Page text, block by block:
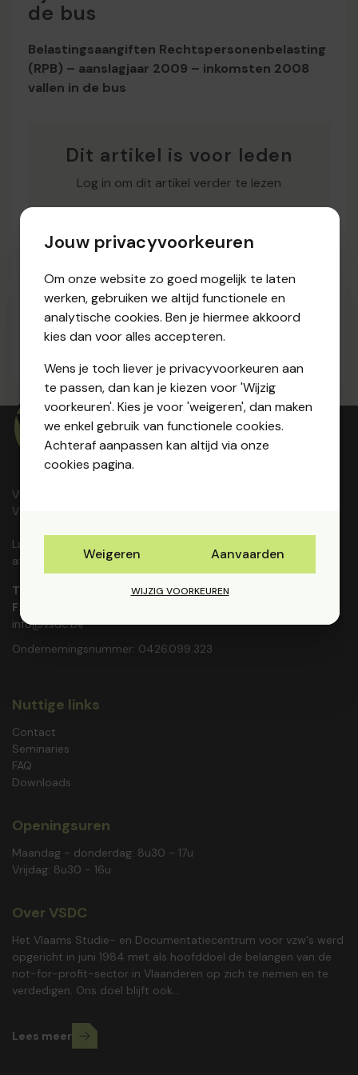
de bus
Belastingsaangiften Rechtspersonenbelasting
(RPB) – aanslagjaar 2009 – inkomsten 2008
vallen in de bus
Dit artikel is voor leden
Log in om dit artikel verder te lezen
Aanmelden
Bron:Review 137 - september 2009
Pagina:8
Vlaams Studie- en Documentatiecentrum voor
VZW's vzw
Lauwestraat 166, 8560 Wevelgem (RPR Gent,
afdeling Kortrijk)
T:
F:
info@vsdc.be
Ondernemingsnummer: 0426.099.323
Nuttige links
Contact
Seminaries
FAQ
Downloads
Openingsuren
Maandag - donderdag: 8u30 - 17u
Vrijdag: 8u30 - 16u
Over VSDC
Het Vlaams Studie- en Documentatiecentrum voor vzw's werd
opgericht in juni 1984 met als hoofddoel de belangen van de
not-for-profit-sector in Vlaanderen op zich te nemen en te
verdedigen. Ons doel blijft ook...
Lees meer
Jouw privacyvoorkeuren
Om onze website zo goed mogelijk te laten
werken, gebruiken we altijd functionele en
analytische cookies. Ben je hiermee akkoord
kies dan voor alles accepteren.
Wens je toch liever je privacyvoorkeuren aan
te passen, dan kan je kiezen voor 'Wijzig
voorkeuren'. Kies je voor 'weigeren', dan maken
we enkel gebruik van functionele cookies.
Achteraf aanpassen kan altijd via onze
cookies pagina.
Weigeren Aanvaarden
WIJZIG VOORKEUREN